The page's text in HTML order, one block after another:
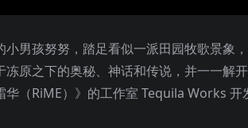
男孩努努，踏足看似一派田园牧歌景象
原之下的奥秘、神话和传说，并一一解开
华（RiME）》的工作室 Tequila Works